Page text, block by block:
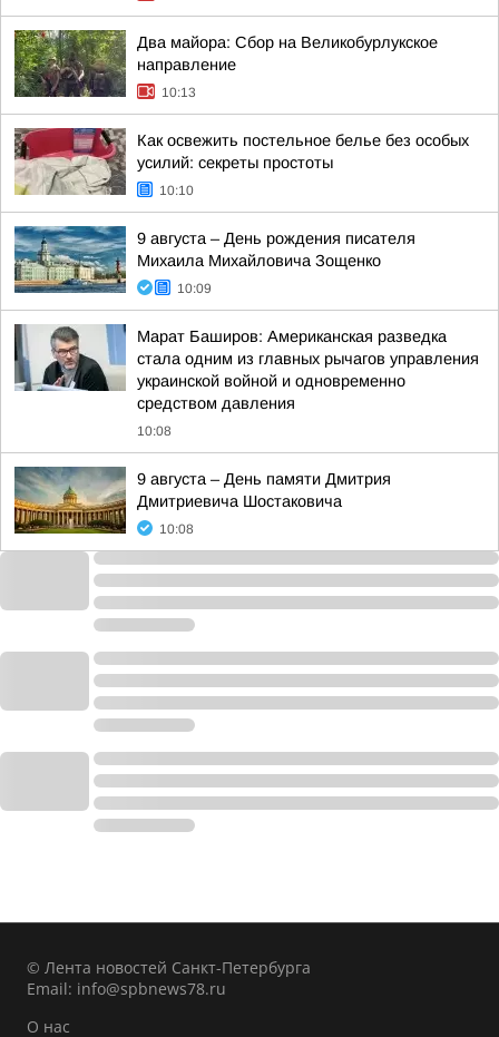
Два майора: Сбор на Великобурлукское
направление
10:13
Как освежить постельное белье без особых
усилий: секреты простоты
10:10
9 августа – День рождения писателя
Михаила Михайловича Зощенко
10:09
Марат Баширов: Американская разведка
стала одним из главных рычагов управления
украинской войной и одновременно
средством давления
10:08
9 августа – День памяти Дмитрия
Дмитриевича Шостаковича
10:08
© Лента новостей Санкт-Петербурга
Email: info@spbnews78.ru
О нас